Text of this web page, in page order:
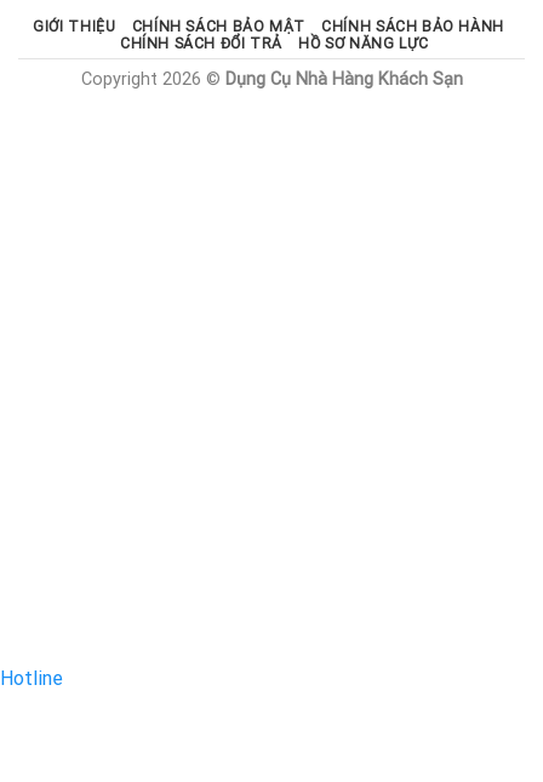
GIỚI THIỆU CHÍNH SÁCH BẢO MẬT
CHÍNH SÁCH BẢO HÀNH
CHÍNH SÁCH ĐỔI TRẢ
HỒ SƠ NĂNG LỰC
Copyright 2026 © Dụng Cụ Nhà Hàng Khách Sạn
Hotline